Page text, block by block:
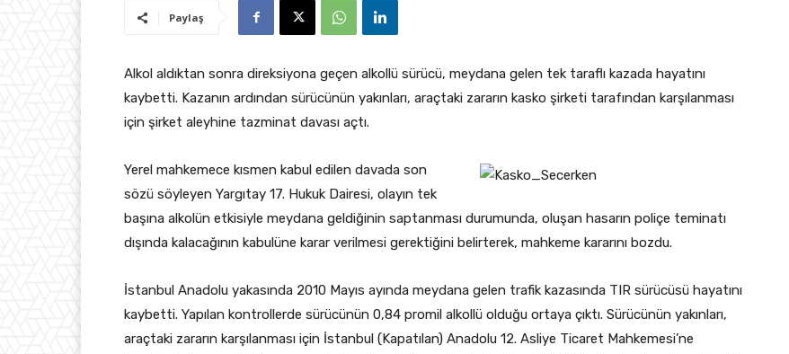
Paylaş
Alkol aldıktan sonra direksiyona geçen alkollü sürücü, meydana gelen tek taraflı kazada hayatını
kaybetti. Kazanın ardından sürücünün yakınları, araçtaki zararın kasko şirketi tarafından karşılanması
için şirket aleyhine tazminat davası açtı.
Yerel mahkemece kısmen kabul edilen davada son
sözü söyleyen Yargıtay 17. Hukuk Dairesi, olayın tek
başına alkolün etkisiyle meydana geldiğinin saptanması durumunda, oluşan hasarın poliçe teminatı
dışında kalacağının kabulüne karar verilmesi gerektiğini belirterek, mahkeme kararını bozdu.
İstanbul Anadolu yakasında 2010 Mayıs ayında meydana gelen trafik kazasında TIR sürücüsü hayatını
kaybetti. Yapılan kontrollerde sürücünün 0,84 promil alkollü olduğu ortaya çıktı. Sürücünün yakınları,
araçtaki zararın karşılanması için İstanbul (Kapatılan) Anadolu 12. Asliye Ticaret Mahkemesi’ne